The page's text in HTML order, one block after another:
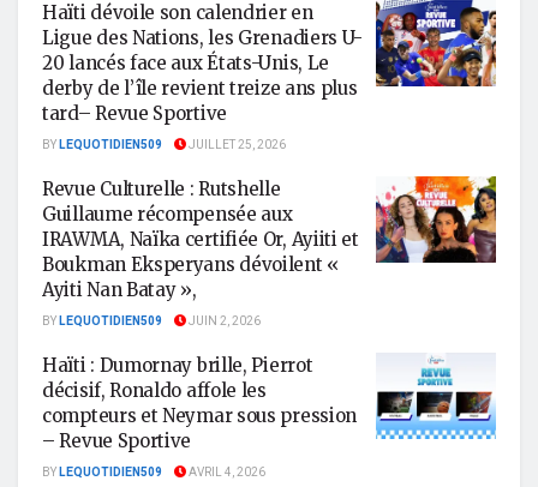
Haïti dévoile son calendrier en
Ligue des Nations, les Grenadiers U-
20 lancés face aux États-Unis, Le
derby de l’île revient treize ans plus
tard– Revue Sportive
BYLEQUOTIDIEN509 JUILLET 25, 2026
Revue Culturelle : Rutshelle
Guillaume récompensée aux
IRAWMA, Naïka certifiée Or, Ayiiti et
Boukman Eksperyans dévoilent «
Ayiti Nan Batay »,
BYLEQUOTIDIEN509 JUIN 2, 2026
Haïti : Dumornay brille, Pierrot
décisif, Ronaldo affole les
compteurs et Neymar sous pression
– Revue Sportive
BYLEQUOTIDIEN509 AVRIL 4, 2026